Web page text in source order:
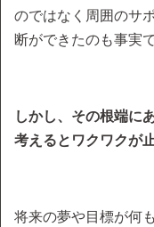
のではなく周囲のサ
断ができたのも事実で
しかし、その根端に
考えるとワクワクが
将来の夢や目標が何